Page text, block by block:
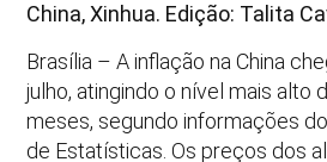
China, Xinhua. Edição: Talita
Brasília – A inflação na China
julho, atingindo o nível mais alto
meses, segundo informações
de Estatísticas. Os preços dos